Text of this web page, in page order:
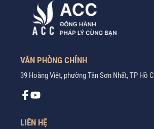
VĂN PHÒNG CHÍNH
39 Hoàng Việt, phường Tân Sơn Nhất, TP Hồ
LIÊN HỆ